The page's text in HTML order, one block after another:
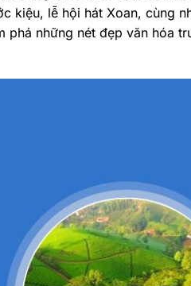
kiệu, lễ hội hát Xoan, cùng
phá những nét đẹp văn hóa